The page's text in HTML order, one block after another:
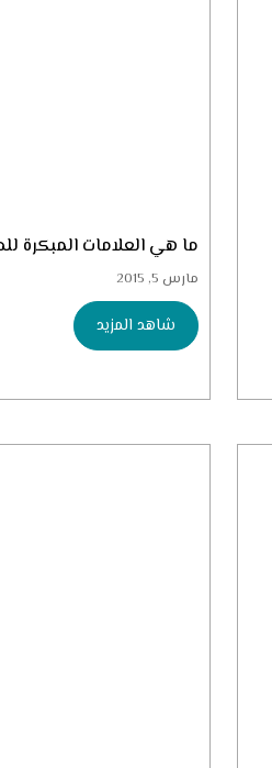
ما هي العلامات المبكرة
مارس 5, 2015
شاهد المزيد